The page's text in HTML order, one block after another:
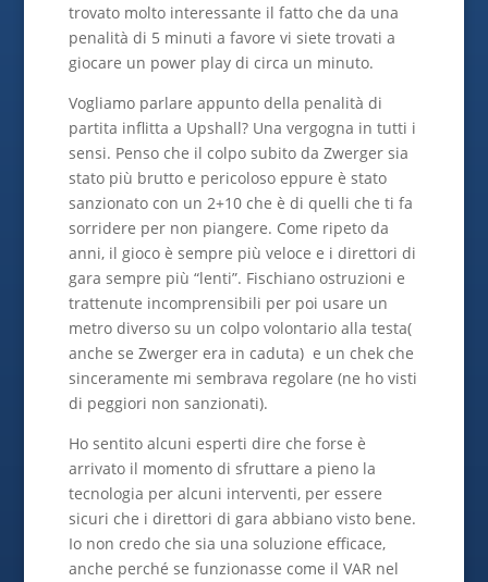
trovato molto interessante il fatto che da una
penalità di 5 minuti a favore vi siete trovati a
giocare un power play di circa un minuto.
Vogliamo parlare appunto della penalità di
partita inflitta a Upshall? Una vergogna in tutti i
sensi. Penso che il colpo subito da Zwerger sia
stato più brutto e pericoloso eppure è stato
sanzionato con un 2+10 che è di quelli che ti fa
sorridere per non piangere. Come ripeto da
anni, il gioco è sempre più veloce e i direttori di
gara sempre più “lenti”. Fischiano ostruzioni e
trattenute incomprensibili per poi usare un
metro diverso su un colpo volontario alla testa(
anche se Zwerger era in caduta) e un chek che
sinceramente mi sembrava regolare (ne ho visti
di peggiori non sanzionati).
Ho sentito alcuni esperti dire che forse è
arrivato il momento di sfruttare a pieno la
tecnologia per alcuni interventi, per essere
sicuri che i direttori di gara abbiano visto bene.
Io non credo che sia una soluzione efficace,
anche perché se funzionasse come il VAR nel